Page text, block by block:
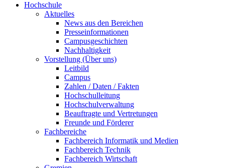
Hochschule
Aktuelles
News aus den Bereichen
Presseinformationen
Campusgeschichten
Nachhaltigkeit
Vorstellung (Über uns)
Leitbild
Campus
Zahlen / Daten / Fakten
Hochschulleitung
Hochschulverwaltung
Beauftragte und Vertretungen
Freunde und Förderer
Fachbereiche
Fachbereich Informatik und Medien
Fachbereich Technik
Fachbereich Wirtschaft